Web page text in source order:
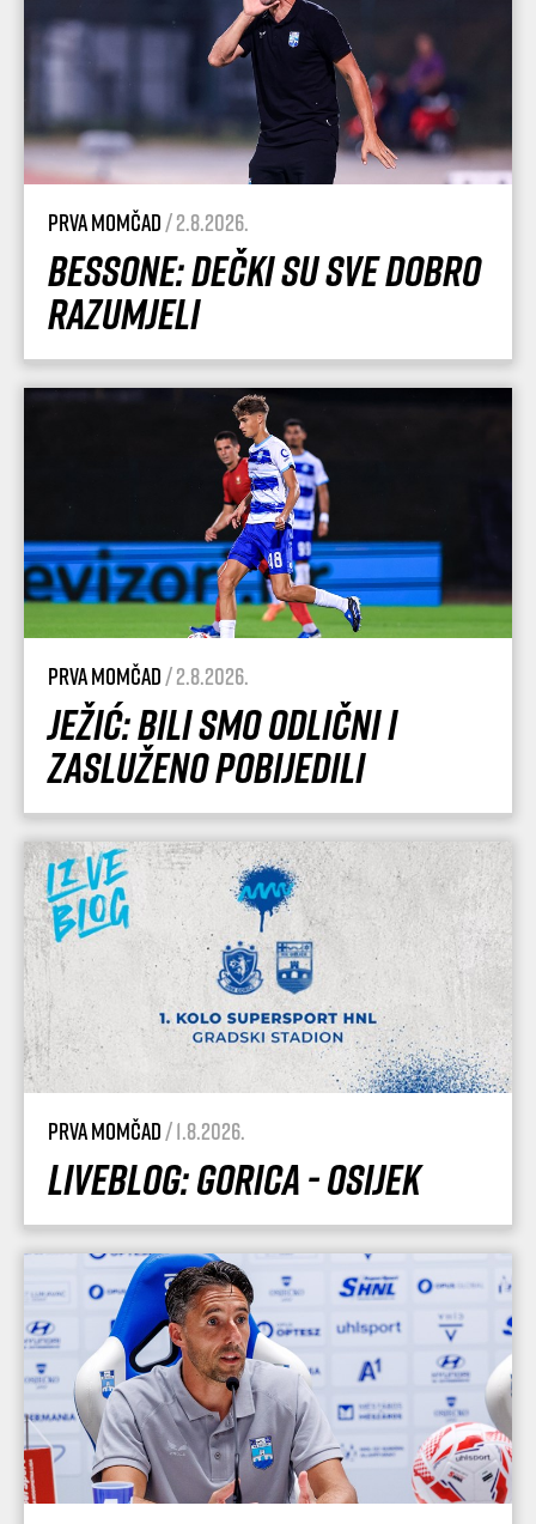
Prva momčad/ 2.8.2026.
Bessone: Dečki su sve dobro
razumjeli
Prva momčad/ 2.8.2026.
Ježić: Bili smo odlični i
zasluženo pobijedili
Prva momčad/ 1.8.2026.
Liveblog: Gorica - Osijek